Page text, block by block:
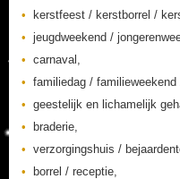
kerstfeest / kerstborrel /
jeugdweekend /
carnaval,
familiedag / familieweekend
geestelijk en lichamelijk
braderie,
verzorgingshuis /
borrel / receptie,